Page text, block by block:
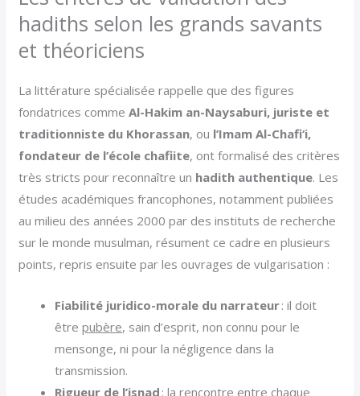
hadiths selon les grands savants
et théoriciens
La littérature spécialisée rappelle que des figures
fondatrices commeAl-Hakim an-Naysaburi, juriste et
traditionniste du Khorassan, ou l’Imam Al-Chafi‘i,
fondateur de l’école chafiite, ont formalisé des critères
très stricts pour reconnaître un hadith authentique. Les
études académiques francophones, notamment publiées
au milieu des années 2000 par des instituts de recherche
sur le monde musulman, résument ce cadre en plusieurs
points, repris ensuite par les ouvrages de vulgarisation :
Fiabilité juridico-morale du narrateur: il doit
êtrepubère, sain d’esprit, non connu pour le
mensonge, ni pour la négligence dans la
transmission.
Rigueur de l’isnad : la rencontre entre chaque